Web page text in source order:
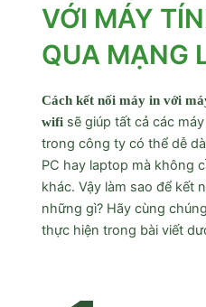
VỚI MÁY
QUA MẠNG
Cách kết nối máy in với
wifisẽ giúp tất cả các
trong công ty có thể dễ
PC hay laptop mà không
khác. Vậy làm sao để kết
những gì? Hãy cùng
thực hiện trong bài viết